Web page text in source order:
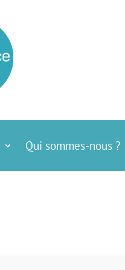
Qui sommes-nous ?